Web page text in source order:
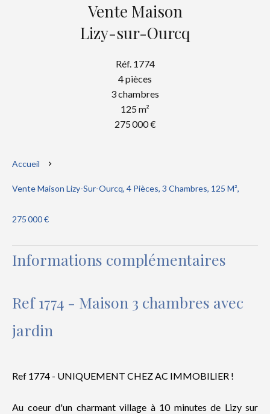
Vente Maison
Lizy-sur-Ourcq
Réf. 1774
4 pièces
3 chambres
125 m²
275 000 €
Accueil
Vente Maison Lizy-Sur-Ourcq, 4 Pièces, 3 Chambres, 125 M²,
275 000 €
Informations complémentaires
Ref 1774 - Maison 3 chambres avec
jardin
Ref 1774 - UNIQUEMENT CHEZ AC IMMOBILIER !
Au coeur d'un charmant village à 10 minutes de Lizy sur